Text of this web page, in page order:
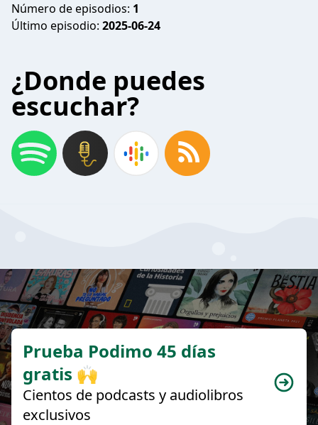
Número de episodios: 1
Último episodio: 2025-06-24
¿Donde puedes
escuchar?
Prueba Podimo 45 días
gratis 🙌
Cientos de podcasts y audiolibros
exclusivos